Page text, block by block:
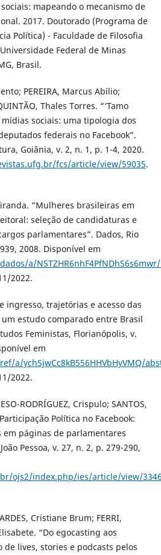
mapeando o mecanismo de
2017. Doutorado (Programa de
Política) - Faculdade de Filosofia
Federal de Minas
Brasil.
PEREIRA, Marcus Abílio;
Thales Torres. “‘Tamo
sociais: uma tipologia dos
federais no Facebook”.
Goiânia, v. 2, n. 1, p. 1-4, 2020.
fcs/article/view/59035.
“Mulheres brasileiras em
seleção de candidaturas e
parlamentares”. Dados, Rio
2008. Disponível em
a/
2022.
ingresso, trajetórias e acesso das
estudo comparado entre Brasil
Feministas, Florianópolis, v.
em
a/ychSjwCc8kB556HHVbHyVMQ/
2022.
RODRÍGUEZ, Crispulo; SANTOS,
Política no Facebook:
em páginas de parlamentares
Pessoa, v. 27, n. 2, p. 279-290,
ojs2/index.php/ies/article/view/
Cristiane Brum; FERRI,
“Do egocasting aos
lives, stories e podcasts pelos